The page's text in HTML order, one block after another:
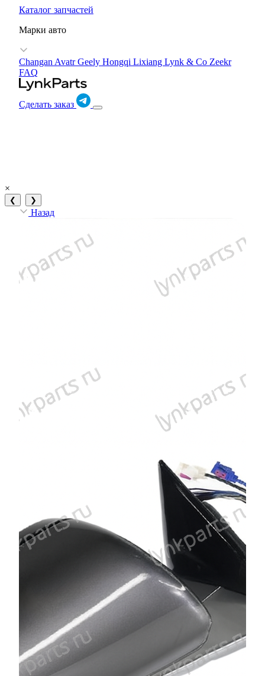
Каталог запчастей
Марки авто
Changan AvatrGeely Hongqi Lixiang Lynk & Co Zeekr
FAQ
Сделать заказ
×
❮ ❯
Назад